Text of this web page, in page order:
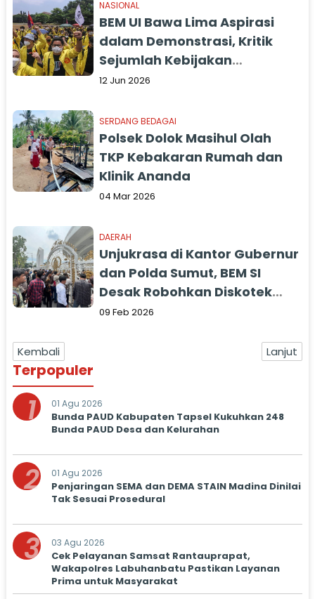
NASIONAL
BEM UI Bawa Lima Aspirasi
dalam Demonstrasi, Kritik
Sejumlah Kebijakan
Pemerintah
12 Jun 2026
SERDANG BEDAGAI
Polsek Dolok Masihul Olah
TKP Kebakaran Rumah dan
Klinik Ananda
04 Mar 2026
DAERAH
Unjukrasa di Kantor Gubernur
dan Polda Sumut, BEM SI
Desak Robohkan Diskotek
Blue Night
09 Feb 2026
Kembali Lanjut
Terpopuler
1 01 Agu 2026
Bunda PAUD Kabupaten Tapsel Kukuhkan 248
Bunda PAUD Desa dan Kelurahan
2 01 Agu 2026
Penjaringan SEMA dan DEMA STAIN Madina Dinilai
Tak Sesuai Prosedural
3 03 Agu 2026
Cek Pelayanan Samsat Rantauprapat,
Wakapolres Labuhanbatu Pastikan Layanan
Prima untuk Masyarakat